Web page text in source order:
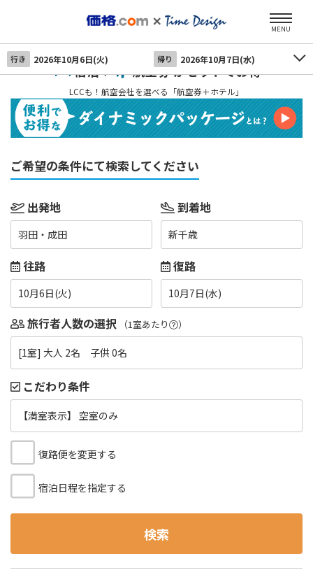
MENU
行き 2026年10月6日(火) 帰り 2026年10月7日(水)
宿泊＋ 航空券 がセットでお得
LCCも！航空会社を選べる「航空券＋ホテル」
ご希望の条件にて検索してください
出発地
羽田・成田
到着地
新千歳
往路
10月6日(火)
復路
10月7日(水)
旅行者人数の選択 （1室あたり ）
[1室] 大人 2名 子供 0名
こだわり条件
【満室表示】 空室のみ
復路便を変更する
宿泊日程を指定する
検索